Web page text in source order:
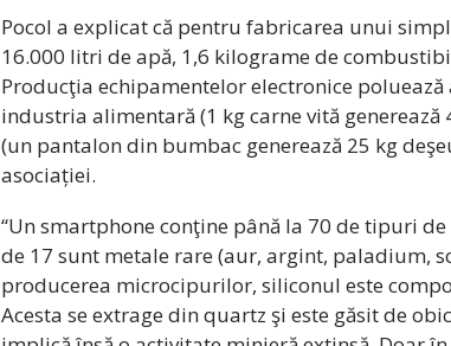
Pocol a explicat că pentru fabricarea unui
16.000 litri de apă, 1,6 kilograme de
Producţia echipamentelor electronice
industria alimentară (1 kg carne vită
(un pantalon din bumbac generează 25 kg
asociației.
“Un smartphone conţine până la 70 de tipuri
de 17 sunt metale rare (aur, argint, paladium,
producerea microcipurilor, siliconul este
Acesta se extrage din quartz şi este găsit de